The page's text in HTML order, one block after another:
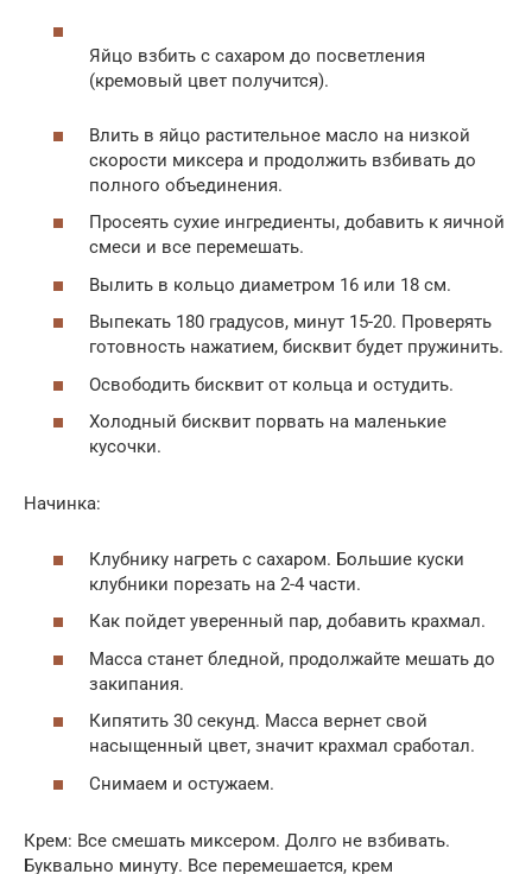
Яйцо взбить с сахаром до посветления
(кремовый цвет получится).
Влить в яйцо растительное масло на низкой
скорости миксера и продолжить взбивать до
полного объединения.
Просеять сухие ингредиенты, добавить к яичной
смеси и все перемешать.
Вылить в кольцо диаметром 16 или 18 см.
Выпекать 180 градусов, минут 15-20. Проверять
готовность нажатием, бисквит будет пружинить.
Освободить бисквит от кольца и остудить.
Холодный бисквит порвать на маленькие
кусочки.
Начинка:
Клубнику нагреть с сахаром. Большие куски
клубники порезать на 2-4 части.
Как пойдет уверенный пар, добавить крахмал.
Масса станет бледной, продолжайте мешать до
закипания.
Кипятить 30 секунд. Масса вернет свой
насыщенный цвет, значит крахмал сработал.
Снимаем и остужаем.
Крем: Все смешать миксером. Долго не взбивать.
Буквально минуту. Все перемешается, крем